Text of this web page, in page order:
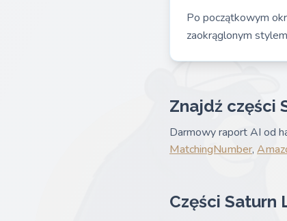
Po początkowym
zaokrąglonym
Znajdź części
Darmowy raport AI od
MatchingNumber,
Części Saturn